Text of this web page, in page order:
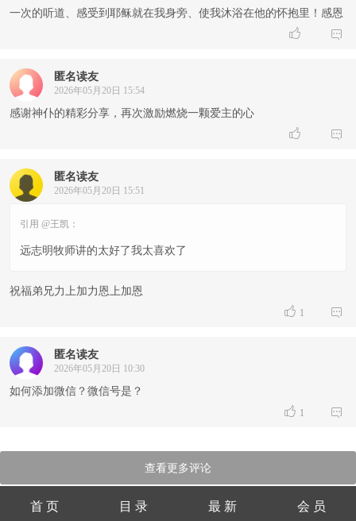
一次的听道、感受到耶稣就在我身旁、使我沐浴在他的怀抱里！感恩
 
匿名读友
2026年05月20日 15:54
感谢神仆的精彩分享，再次激励燃烧一颗爱主的心
 
匿名读友
2026年05月20日 15:51
引用 @王凯：
远志明牧师讲的太好了我太喜欢了
祝福弟兄力上加力恩上加恩
 1 
匿名读友
2026年05月20日 10:30
如何添加微信？微信号是？
 1 
查看更多评论
首 页 目 录 最 新 会 员